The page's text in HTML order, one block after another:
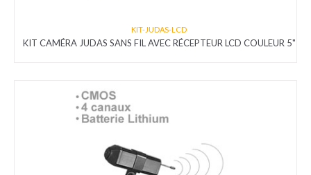
KIT-JUDAS-LCD
KIT CAMÉRA JUDAS SANS FIL AVEC RÉCEPTEUR LCD COULEUR 5"